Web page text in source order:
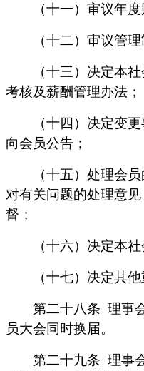
（十一）审议年度
（十二）审议管理
（十三）决定本社
考核及薪酬管理办法；
（十四）决定变更
向会员公告；
（十五）处理会员
对有关问题的处理意
督；
（十六）决定本社
（十七）决定其他
第二十八条 理事
员大会同时换届。
第二十九条 理事